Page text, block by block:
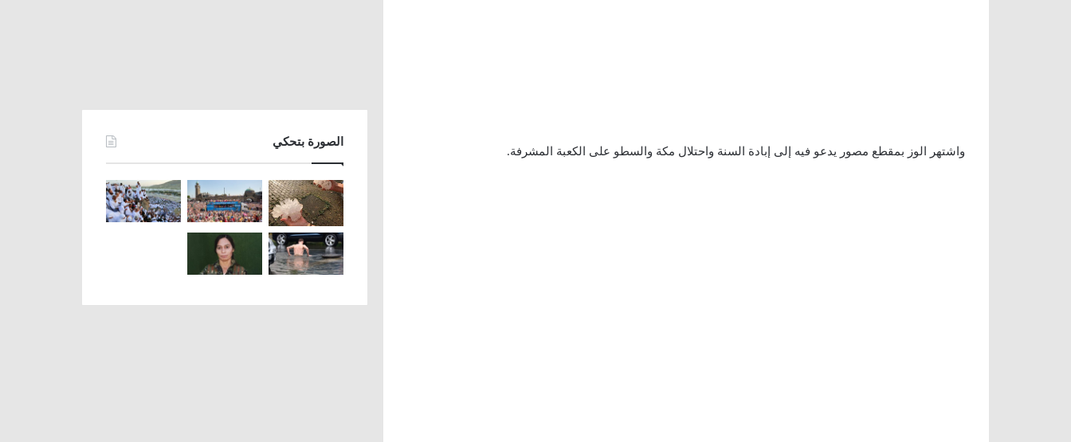
واشتهر الوز بمقطع مصور يدعو فيه إلى إبادة السنة واحتلال مكة والسطو على الكعبة المشرفة.
الصورة بتحكي